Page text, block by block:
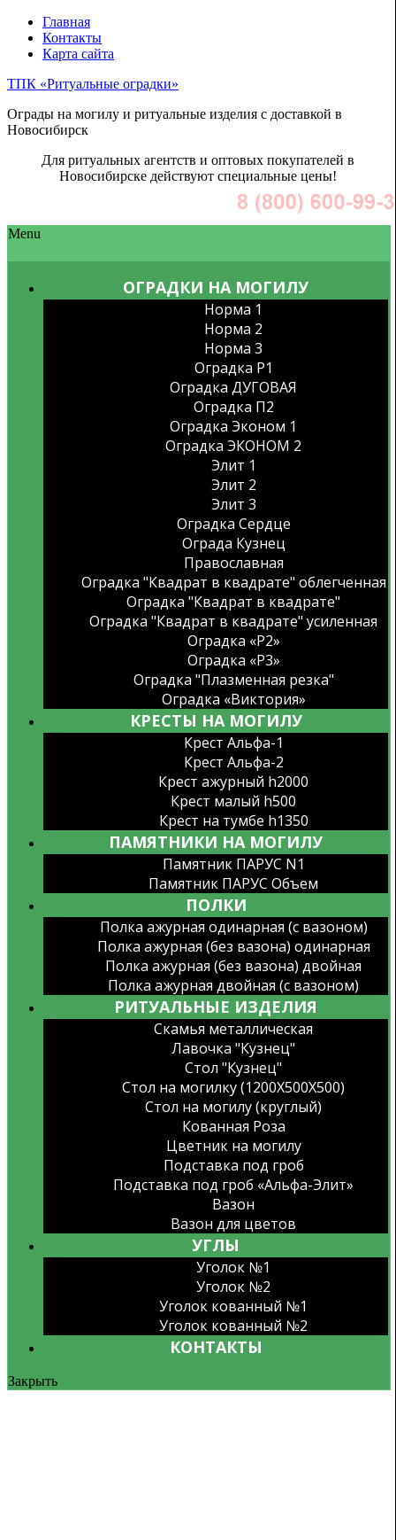
Главная
Контакты
Карта сайта
ТПК «Ритуальные оградки»
Ограды на могилу и ритуальные изделия с доставкой в
Новосибирск
Для ритуальных агентств и оптовых покупателей в
Новосибирске действуют специальные цены!
Menu
ОГРАДКИ НА МОГИЛУ
Норма 1
Норма 2
Норма 3
Оградка P1
Оградка ДУГОВАЯ
Оградка П2
Оградка Эконом 1
Оградка ЭКОНОМ 2
Элит 1
Элит 2
Элит 3
Оградка Сердце
Ограда Кузнец
Православная
Оградка "Квадрат в квадрате" облегченная
Оградка "Квадрат в квадрате"
Оградка "Квадрат в квадрате" усиленная
Оградка «Р2»
Оградка «Р3»
Оградка "Плазменная резка"
Оградка «Виктория»
КРЕСТЫ НА МОГИЛУ
Крест Альфа-1
Крест Альфа-2
Крест ажурный h2000
Крест малый h500
Крест на тумбе h1350
ПАМЯТНИКИ НА МОГИЛУ
Памятник ПАРУС N1
Памятник ПАРУС Объем
ПОЛКИ
Полка ажурная одинарная (с вазоном)
Полка ажурная (без вазона) одинарная
Полка ажурная (без вазона) двойная
Полка ажурная двойная (с вазоном)
РИТУАЛЬНЫЕ ИЗДЕЛИЯ
Скамья металлическая
Лавочка "Кузнец"
Стол "Кузнец"
Стол на могилку (1200X500X500)
Стол на могилу (круглый)
Кованная Роза
Цветник на могилу
Подставка под гроб
Подставка под гроб «Альфа-Элит»
Вазон
Вазон для цветов
УГЛЫ
Уголок №1
Уголок №2
Уголок кованный №1
Уголок кованный №2
КОНТАКТЫ
Закрыть